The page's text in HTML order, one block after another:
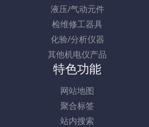
液压/气动元件
检维修工器具
化验/分析仪器
其他机电仪产品
特色功能
网站地图
聚合标签
站内搜索